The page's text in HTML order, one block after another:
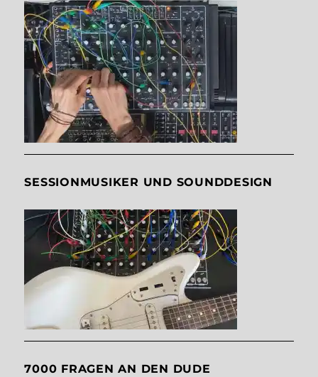
SESSIONMUSIKER UND SOUNDDESIGN
7000 FRAGEN AN DEN DUDE